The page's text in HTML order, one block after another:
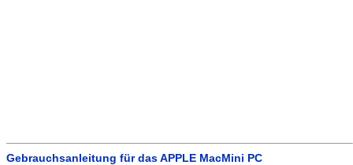
Gebrauchsanleitung für das APPLE MacMini PC